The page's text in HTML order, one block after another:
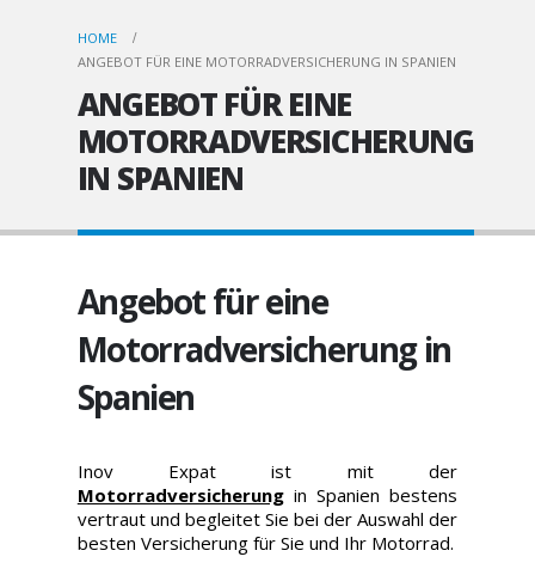
HOME
ANGEBOT FÜR EINE MOTORRADVERSICHERUNG IN SPANIEN
ANGEBOT FÜR EINE
MOTORRADVERSICHERUNG
IN SPANIEN
Angebot für eine
Motorradversicherung in
Spanien
Inov Expat ist mit der
Motorradversicherungin Spanien bestens
vertraut und begleitet Sie bei der Auswahl der
besten Versicherung für Sie und Ihr Motorrad.